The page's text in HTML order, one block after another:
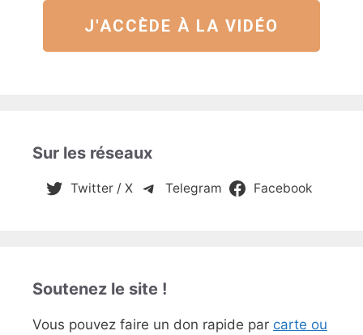
J'ACCÈDE À LA VIDÉO
Sur les réseaux
Twitter / X Telegram Facebook
Soutenez le site !
Vous pouvez faire un don rapide par carte ou